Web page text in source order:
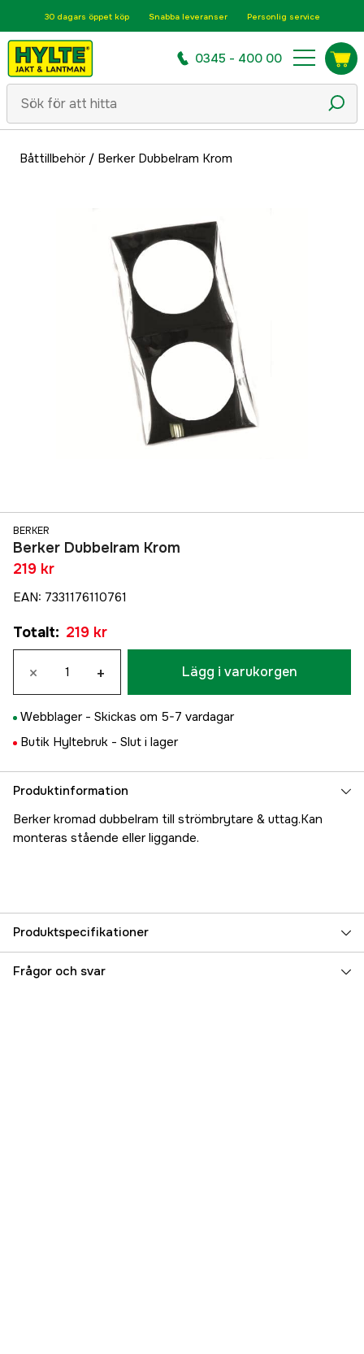
30 dagars öppet köp Snabba leveranser Personlig service
0345 - 400 00
Båttillbehör/ Berker Dubbelram Krom
BERKER
Berker Dubbelram Krom
219 kr
EAN: 7331176110761
Totalt: 219 kr
× + Lägg i varukorgen
Webblager - Skickas om 5-7 vardagar
Butik Hyltebruk - Slut i lager
Produktinformation
Berker kromad dubbelram till strömbrytare & uttag.Kan
monteras stående eller liggande.
Produktspecifikationer
Referensnummer 5000017813
Frågor och svar